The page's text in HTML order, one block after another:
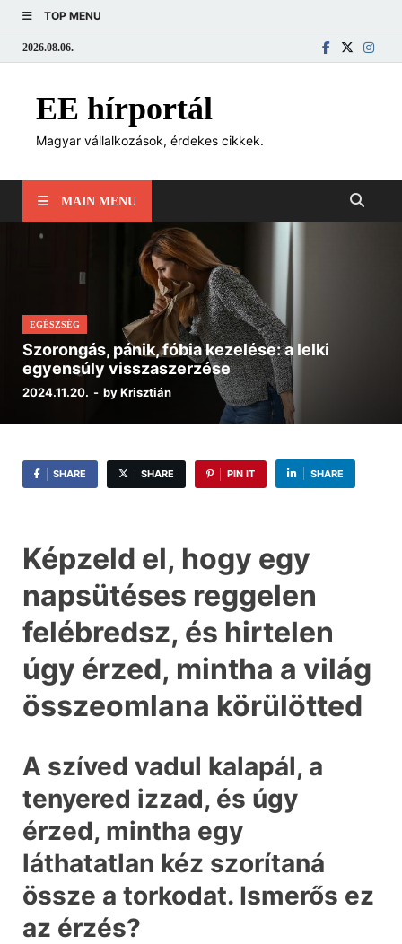
TOP MENU
2026.08.06.
EE hírportál
Magyar vállalkozások, érdekes cikkek.
MAIN MENU
EGÉSZSÉG
Szorongás, pánik, fóbia kezelése: a lelki
egyensúly visszaszerzése
2024.11.20. - byKrisztián
SHARE SHARE PIN IT SHARE
Képzeld el, hogy egy
napsütéses reggelen
felébredsz, és hirtelen
úgy érzed, mintha a világ
összeomlana körülötted
A szíved vadul kalapál, a
tenyered izzad, és úgy
érzed, mintha egy
láthatatlan kéz szorítaná
össze a torkodat. Ismerős ez
az érzés?